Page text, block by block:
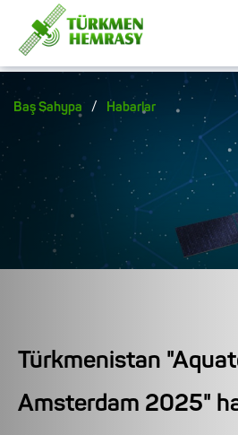
Baş Sahypa / Habarlar
Türkmenistan
Amsterdam 2025"